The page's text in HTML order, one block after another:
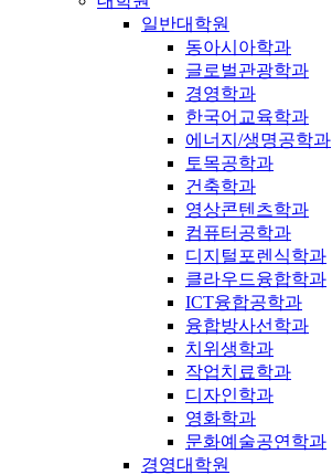
일반대학원
동아시아학과
글로벌관광학과
경영학과
한국어교육학과
에너지/생명공학과
토목공학과
건축학과
영상콘텐츠학과
컴퓨터공학과
디지털포렌식학과
클라우드융합학과
ICT융합공학과
융합방사선학과
치위생학과
작업치료학과
디자인학과
영화학과
문화예술공연학과
경영대학원